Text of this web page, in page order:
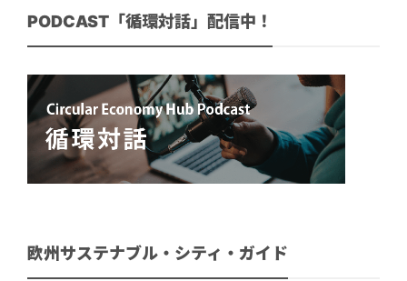
PODCAST「循環対話」配信中！
欧州サステナブル・シティ・ガイド